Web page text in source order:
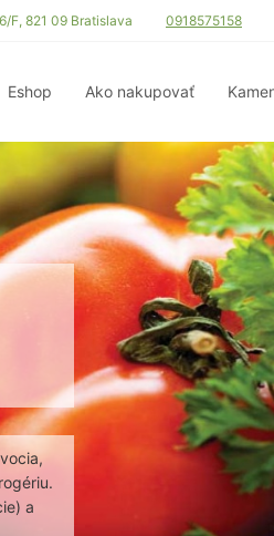
Eshop Ako nakupovať
F, 821 09 Bratislava 0918575158
a